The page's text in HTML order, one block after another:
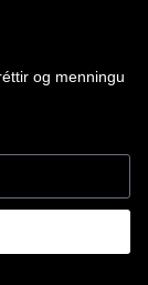
og menningu